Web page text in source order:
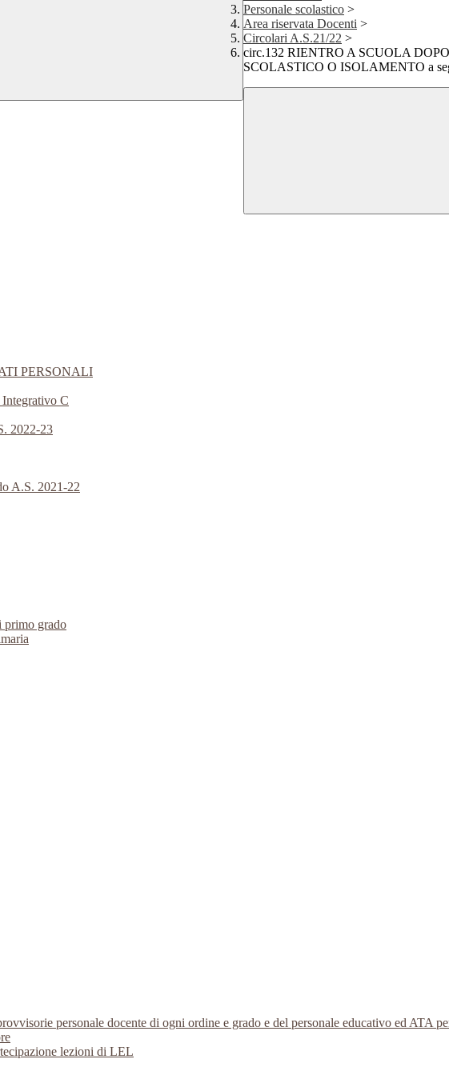
Personale scolastico >
Area riservata Docenti >
Circolari A.S.21/22 >
circ.132 RIENTRO A SCUOLA
SCOLASTICO O ISOLAMENTO a
PERSONALI
C
2022-23
A.S. 2021-22
primo grado
personale docente di ogni ordine e grado e del personale educativo ed ATA
lezioni di LEL